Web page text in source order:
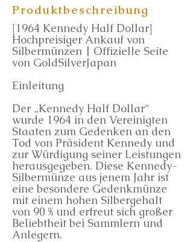
Produktbeschreibung
[1964 Kennedy Half Dollar]
Hochpreisiger Ankauf von
Silbermünzen | Offizielle Seite
von GoldSilverJapan
Einleitung
Der „Kennedy Half Dollar“
wurde 1964 in den Vereinigten
Staaten zum Gedenken an den
Tod von Präsident Kennedy und
zur Würdigung seiner Leistungen
herausgegeben. Diese Kennedy-
Silbermünze aus jenem Jahr ist
eine besondere Gedenkmünze
mit einem hohen Silbergehalt
von 90 % und erfreut sich großer
Beliebtheit bei Sammlern und
Anlegern.